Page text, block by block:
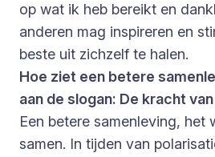
op wat ik heb bereikt en
anderen mag inspireren en
beste uit zichzelf te halen.
Hoe ziet een betere
aan de slogan: De kracht
Een betere samenleving, het
samen. In tijden van